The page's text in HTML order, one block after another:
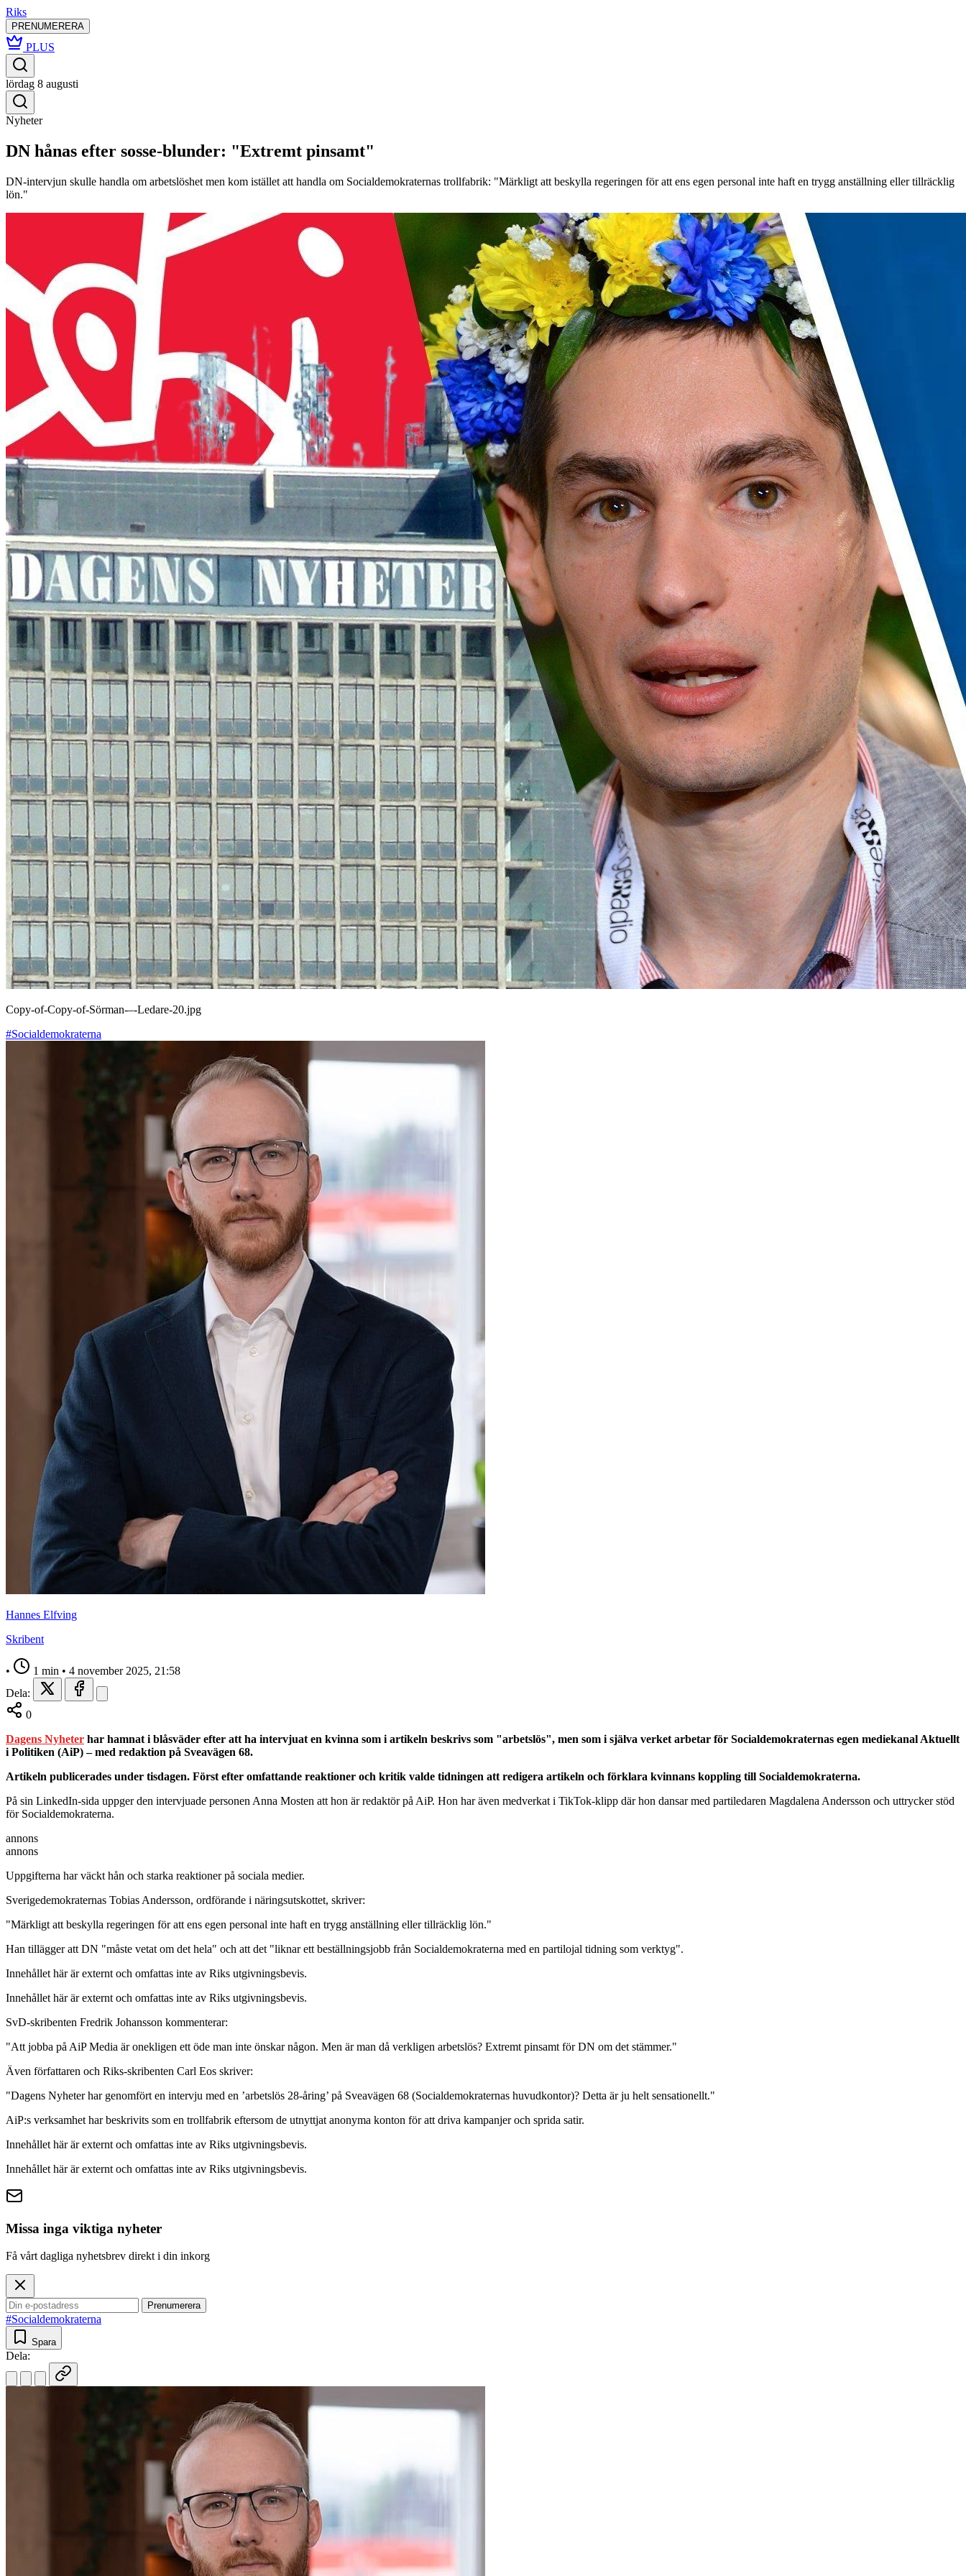
Riks
PRENUMERERA
PLUS
lördag 8 augusti
Nyheter
DN hånas efter sosse-blunder: "Extremt pinsamt"
DN-intervjun skulle handla om arbetslöshet men kom istället att handla om Socialdemokraternas trollfabrik: "Märkligt att beskylla regeringen för att ens egen personal inte haft en trygg anställning eller tillräcklig
lön."
Copy-of-Copy-of-Sörman-–-Ledare-20.jpg
#Socialdemokraterna
Hannes Elfving
Skribent
• 1 min • 4 november 2025, 21:58
Dela:
0
Dagens Nyheter har hamnat i blåsväder efter att ha intervjuat en kvinna som i artikeln beskrivs som "arbetslös", men som i själva verket arbetar för Socialdemokraternas egen mediekanal Aktuellt
i Politiken (AiP) – med redaktion på Sveavägen 68.
Artikeln publicerades under tisdagen. Först efter omfattande reaktioner och kritik valde tidningen att redigera artikeln och förklara kvinnans koppling till Socialdemokraterna.
På sin LinkedIn-sida uppger den intervjuade personen Anna Mosten att hon är redaktör på AiP. Hon har även medverkat i TikTok-klipp där hon dansar med partiledaren Magdalena Andersson och uttrycker stöd
för Socialdemokraterna.
annons
annons
Uppgifterna har väckt hån och starka reaktioner på sociala medier.
Sverigedemokraternas Tobias Andersson, ordförande i näringsutskottet, skriver:
"Märkligt att beskylla regeringen för att ens egen personal inte haft en trygg anställning eller tillräcklig lön."
Han tillägger att DN "måste vetat om det hela" och att det "liknar ett beställningsjobb från Socialdemokraterna med en partilojal tidning som verktyg".
Innehållet här är externt och omfattas inte av Riks utgivningsbevis.
Innehållet här är externt och omfattas inte av Riks utgivningsbevis.
SvD-skribenten Fredrik Johansson kommenterar:
"Att jobba på AiP Media är onekligen ett öde man inte önskar någon. Men är man då verkligen arbetslös? Extremt pinsamt för DN om det stämmer."
Även författaren och Riks-skribenten Carl Eos skriver:
"Dagens Nyheter har genomfört en intervju med en ’arbetslös 28-åring’ på Sveavägen 68 (Socialdemokraternas huvudkontor)? Detta är ju helt sensationellt."
AiP:s verksamhet har beskrivits som en trollfabrik eftersom de utnyttjat anonyma konton för att driva kampanjer och sprida satir.
Innehållet här är externt och omfattas inte av Riks utgivningsbevis.
Innehållet här är externt och omfattas inte av Riks utgivningsbevis.
Missa inga viktiga nyheter
Få vårt dagliga nyhetsbrev direkt i din inkorg
Prenumerera
#Socialdemokraterna
Spara
Dela: